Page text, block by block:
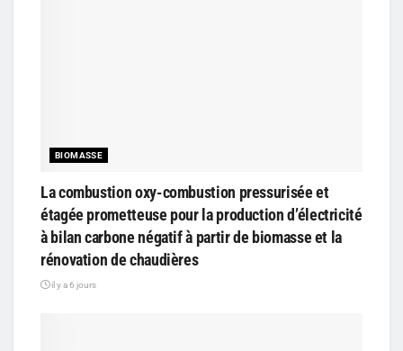
BIOMASSE
La combustion oxy-combustion pressurisée et
étagée prometteuse pour la production d’électricité
à bilan carbone négatif à partir de biomasse et la
rénovation de chaudières
il y a 6 jours